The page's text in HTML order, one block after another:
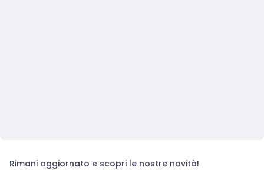
Rimani aggiornato e scopri le nostre novità!